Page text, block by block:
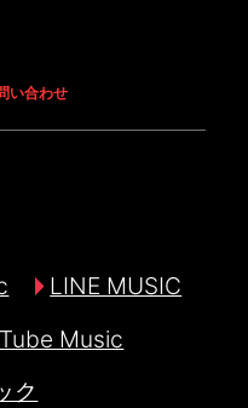
い合わせ
LINE MUSIC
Music
ク